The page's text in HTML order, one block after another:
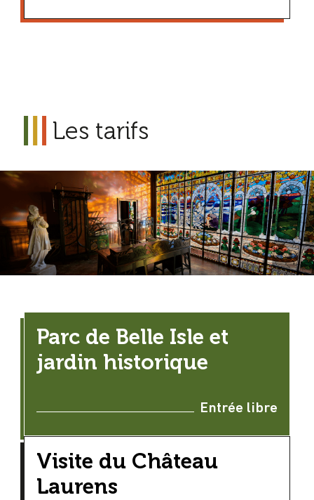
Les tarifs
Parc de Belle Isle et
jardin historique
Entrée libre
Visite du Château
Laurens